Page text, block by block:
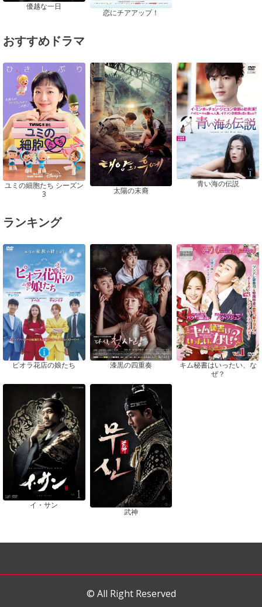
優越な一日
恋にチアアップ！
おすすめドラマ
ユミの細胞たち シーズン
3
太陽の末裔
青い海の伝説
ランキング
ピオラ花店の娘たち 漆黒の四重奏
キム秘書はいったい、な
ぜ？
イ・サン
武神
© All Right Reserved